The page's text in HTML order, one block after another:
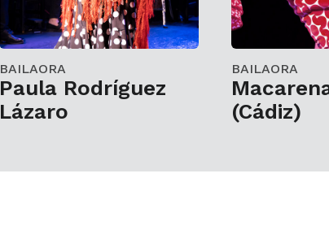
BAILAORA
Paula Rodríguez
Lázaro
BAILAORA
(Cádiz)